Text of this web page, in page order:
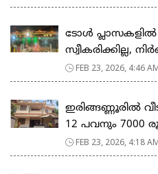
ടോള്‍
സ്വീകരിക്കില്ല,
FEB 23, 2026, 4:46
ഇരിങ്ങണ്ണൂരിൽ
12 പവനും 7000
FEB 23, 2026, 4:18